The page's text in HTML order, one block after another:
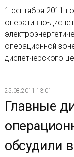
1 сентября 2011
оперативно-
операционной
диспетчерского
25.08.2011 13:01
Главные
обсудили